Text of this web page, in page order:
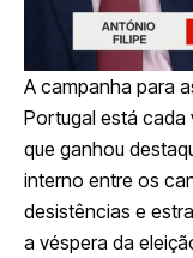
A campanha para
Portugal está cada
que ganhou
interno entre os
desistências e
a véspera da